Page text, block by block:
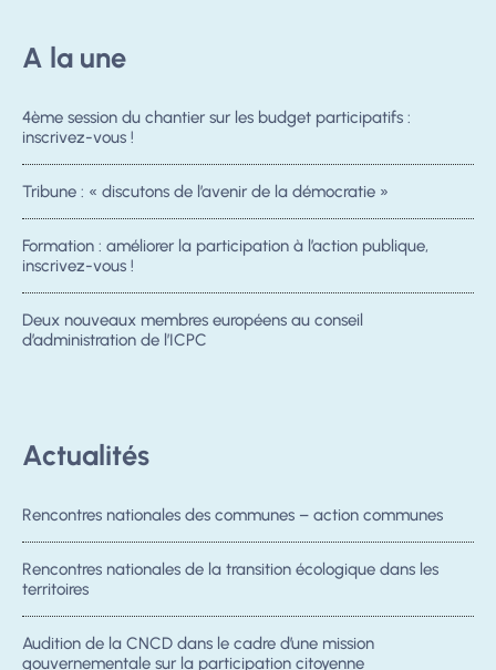
A la une
4ème session du chantier sur les budget participatifs :
inscrivez-vous !
Tribune : « discutons de l’avenir de la démocratie »
Formation : améliorer la participation à l’action publique,
inscrivez-vous !
Deux nouveaux membres européens au conseil
d’administration de l’ICPC
Actualités
Rencontres nationales des communes – action communes
Rencontres nationales de la transition écologique dans les
territoires
Audition de la CNCD dans le cadre d’une mission
gouvernementale sur la participation citoyenne